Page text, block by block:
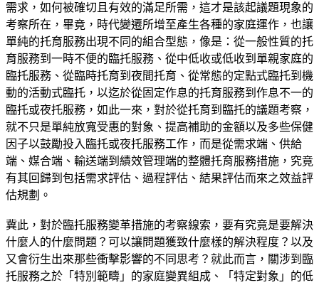
需求，如何被確切且有效的滿足所需，這才是該起議題現象的
考察所在，畢竟，時代變遷所增至產生各種的家庭運作，也讓
單純的托育服務出現不同的組合型態，像是：從一般性質的托
育服務到一時不便的臨托服務、從中低收或低收到單親家庭的
臨托服務、從臨時托育到夜間托育、從常態的定點式臨托到機
動的活動式臨托，以迄於從固定作息的托育服務到作息不一的
臨托或夜托服務，如此一來，對於從托育到臨托的議題考察，
就不只是單純放寬受惠的對象、提高補助的金額以及多些保健
因子以鼓勵投入臨托或夜托服務工作，而是從需求端、供給
端、媒合端、輸送端到績效管理端的整體托育服務措施，究竟
有其回歸到包括需求評估、過程評估、結果評估而來之效益評
估規劃。
冀此，對於臨托服務變革措施的考察線索，要有究竟是要解決
什麼人的什麼問題？可以讓問題獲致什麼樣的解決程度？以及
又會衍生出來那些衝擊影響的不同思考？就此而言，關涉到臨
托服務之於「特別範疇」的家庭變異組成、「特定對象」的低